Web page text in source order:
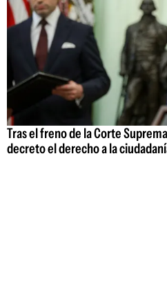
Tras el freno de la Corte
decreto el derecho a la